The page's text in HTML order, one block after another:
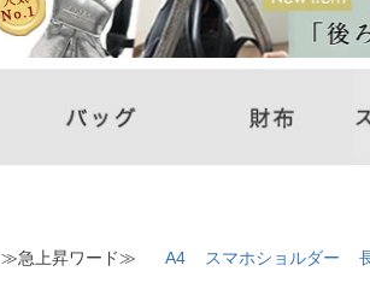
≫急上昇ワード≫ A4 スマホショルダー